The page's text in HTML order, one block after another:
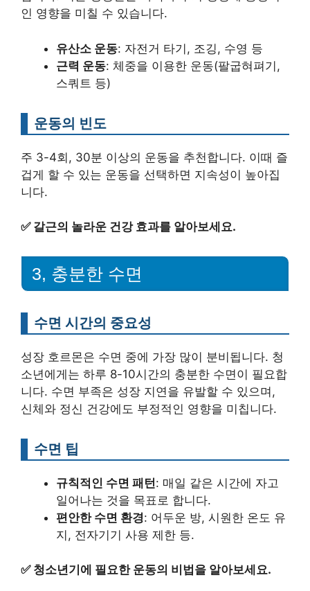
인 영향을 미칠 수 있습니다.
유산소 운동: 자전거 타기, 조깅, 수영 등
근력 운동: 체중을 이용한 운동(팔굽혀펴기,
스쿼트 등)
운동의 빈도
주 3-4회, 30분 이상의 운동을 추천합니다. 이때 즐
겁게 할 수 있는 운동을 선택하면 지속성이 높아집
니다.
✅ 갈근의 놀라운 건강 효과를 알아보세요.
3, 충분한 수면
수면 시간의 중요성
성장 호르몬은 수면 중에 가장 많이 분비됩니다. 청
소년에게는 하루 8-10시간의 충분한 수면이 필요합
니다. 수면 부족은 성장 지연을 유발할 수 있으며,
신체와 정신 건강에도 부정적인 영향을 미칩니다.
수면 팁
규칙적인 수면 패턴: 매일 같은 시간에 자고
일어나는 것을 목표로 합니다.
편안한 수면 환경: 어두운 방, 시원한 온도 유
지, 전자기기 사용 제한 등.
✅ 청소년기에 필요한 운동의 비법을 알아보세요.